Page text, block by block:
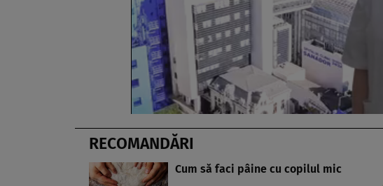
RECOMANDĂRI
Cum să faci pâine cu copilul mic